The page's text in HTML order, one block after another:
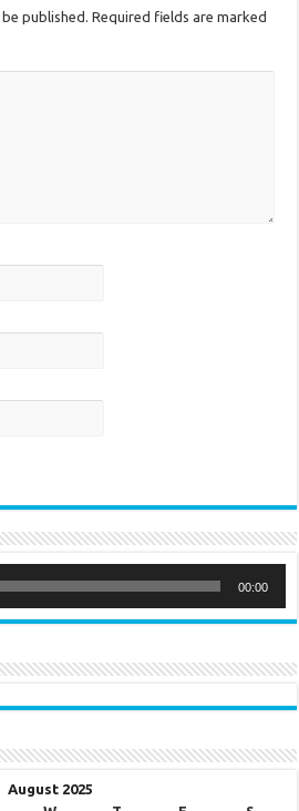
published. Required fields are marked
00:00
August 2025